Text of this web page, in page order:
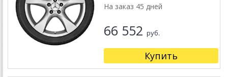
На заказ 45 дней
66 552 руб.
Купить